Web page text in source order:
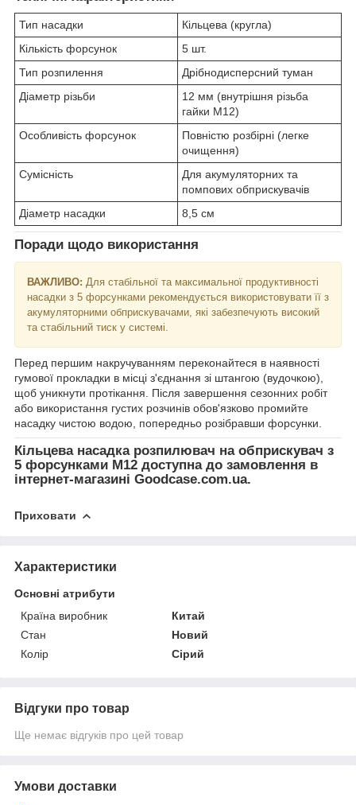
Тип насадки
Кільцева (кругла)
Кількість форсунок
5 шт.
Тип розпилення
Дрібнодисперсний туман
Діаметр різьби
12 мм (внутрішня різьба
гайки М12)
Особливість форсунок
Повністю розбірні (легке
очищення)
Сумісність
Для акумуляторних та
помпових обприскувачів
Діаметр насадки
8,5 см
Поради щодо використання
ВАЖЛИВО: Для стабільної та максимальної продуктивності
насадки з 5 форсунками рекомендується використовувати її з
акумуляторними обприскувачами, які забезпечують високий
та стабільний тиск у системі.
Перед першим накручуванням переконайтеся в наявності
гумової прокладки в місці з'єднання зі штангою (вудочкою),
щоб уникнути протікання. Після завершення сезонних робіт
або використання густих розчинів обов'язково промийте
насадку чистою водою, попередньо розібравши форсунки.
Кільцева насадка розпилювач на обприскувач з
5 форсунками М12 доступна до замовлення в
інтернет-магазині Goodcase.com.ua.
Приховати
Характеристики
Основні атрибути
Країна виробник
Китай
Стан
Новий
Колір
Сірий
Відгуки про товар
Ще немає відгуків про цей товар
Умови доставки